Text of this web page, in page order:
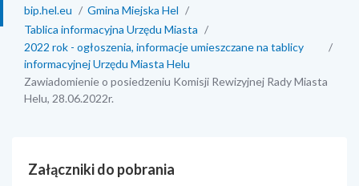
bip.hel.eu
Gmina Miejska Hel
Tablica informacyjna Urzędu Miasta
2022 rok - ogłoszenia, informacje umieszczane na tablicy
informacyjnej Urzędu Miasta Helu
Zawiadomienie o posiedzeniu Komisji Rewizyjnej Rady Miasta
Helu, 28.06.2022r.
Załączniki do pobrania